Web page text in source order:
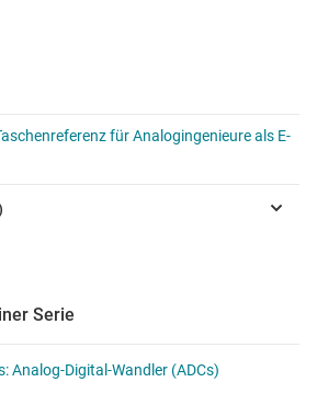
für Analogingenieure als E-
Serie
Analog-Digital-Wandler (ADCs)